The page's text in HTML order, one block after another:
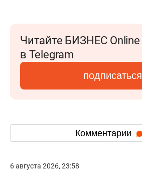
Читайте БИЗНЕС Online
в Telegram
подписаться
Комментарии
6 августа 2026, 23:58